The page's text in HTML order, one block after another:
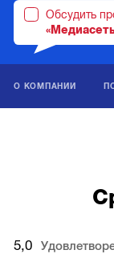
Обсудить
О КОМПАНИИ
5,0